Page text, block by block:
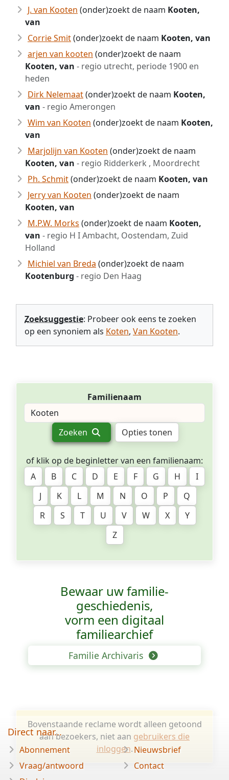
J. van Kooten (onder)zoekt de naam Kooten,
van
Corrie Smit(onder)zoekt de naam Kooten, van
arjen van kooten (onder)zoekt de naam
Kooten, van - regio utrecht, periode 1900 en
heden
Dirk Nelemaat(onder)zoekt de naam Kooten,
van - regio Amerongen
Wim van Kooten (onder)zoekt de naam Kooten,
van
Marjolijn van Kooten (onder)zoekt de naam
Kooten, van - regio Ridderkerk , Moordrecht
Ph. Schmit(onder)zoekt de naam Kooten, van
Jerry van Kooten (onder)zoekt de naam
Kooten, van
M.P.W. Morks (onder)zoekt de naam Kooten,
van - regio H I Ambacht, Oostendam, Zuid
Holland
Michiel van Breda (onder)zoekt de naam
Kootenburg - regio Den Haag
Zoeksuggestie: Probeer ook eens te zoeken
op een synoniem als Koten, Van Kooten.
Familienaam
Zoeken Opties tonen
of klik op de beginletter van een familienaam:
A
B C D E F G H
I
J
K L M N O P
Q
R
S T U V W X
Y
Z
Bewaar uw familie­
geschiedenis,
vorm een digitaal
familiearchief
Familie Archivaris
Bovenstaande reclame wordt alleen getoond
aan bezoekers, niet aan gebruikers die
inloggen.
Direct naar...
Abonnement
Vraag/antwoord
Nieuwsbrief
Contact